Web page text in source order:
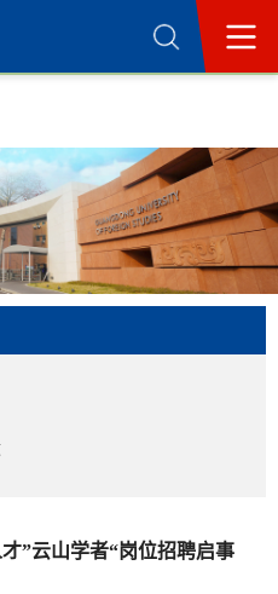
)官方网站-Official
”云山学者“岗位招聘启事